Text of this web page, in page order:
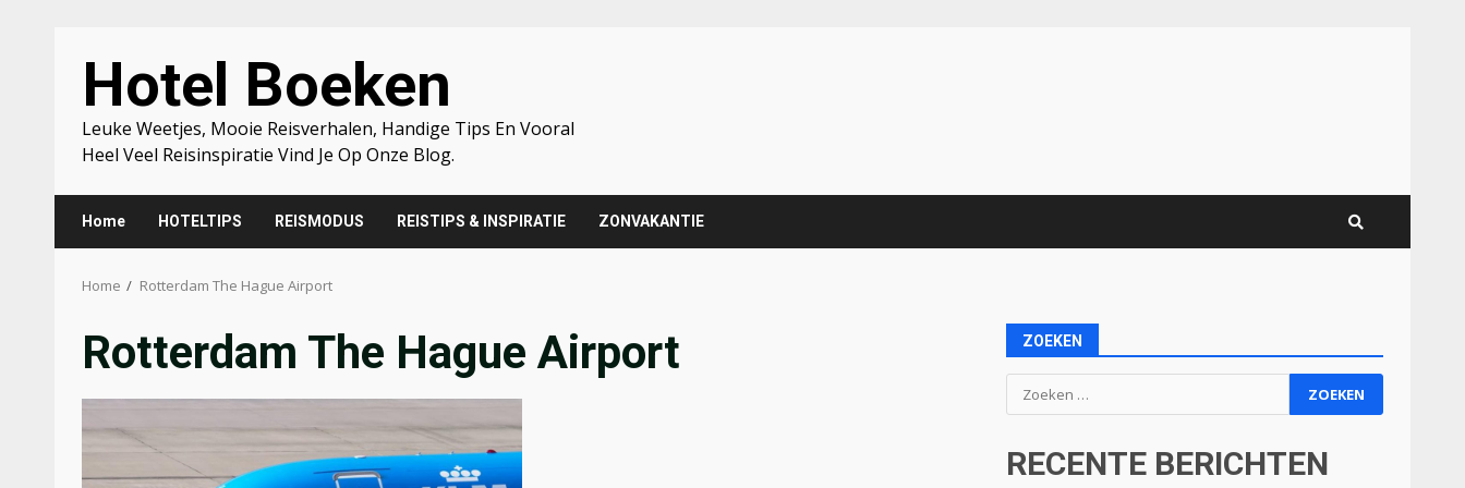
content
Hotel Boeken
Leuke Weetjes, Mooie Reisverhalen, Handige Tips En Vooral
Heel Veel Reisinspiratie Vind Je Op Onze Blog.
Home HOTELTIPS REISMODUS REISTIPS & INSPIRATIE ZONVAKANTIE
Home Rotterdam The Hague Airport
Rotterdam The Hague Airport ZOEKEN
Zoeken
naar:
RECENTE BERICHTEN